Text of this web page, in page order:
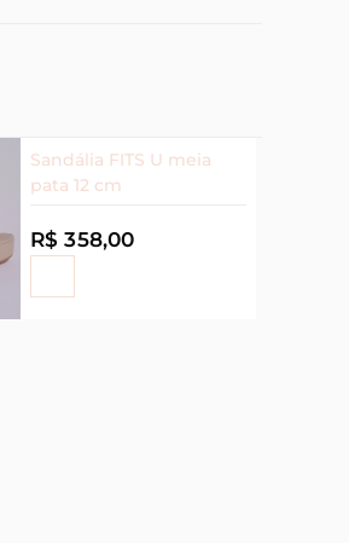
Sandália FITS U meia
pata 12 cm
R$ 358,00